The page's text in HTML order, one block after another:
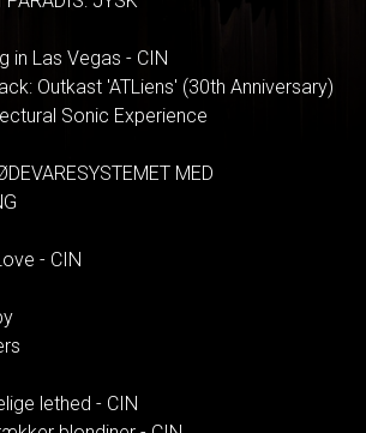
in Las Vegas - CIN
Outkast 'ATLiens' (30th Anniversary)
Sonic Experience
MED
- CIN
lethed - CIN